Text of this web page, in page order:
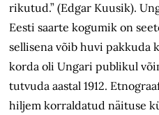
rikutud.” (Edgar Kuusik).
Eesti saarte kogumik on
sellisena võib huvi pakkuda
korda oli Ungari publikul
tutvuda aastal 1912.
hiljem korraldatud näituse